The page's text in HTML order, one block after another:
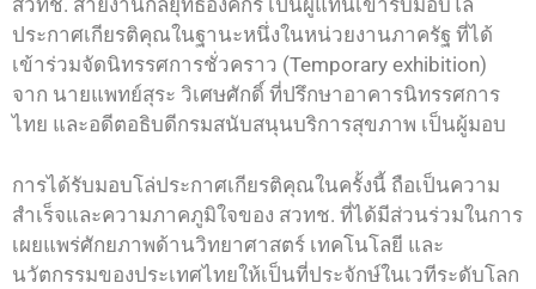
สวทช. สายงานกลยุทธ์องค์กร เป็นผู้แทนเข้ารับมอบโล่
ประกาศเกียรติคุณในฐานะหนึ่งในหน่วยงานภาครัฐ ที่ได้
เข้าร่วมจัดนิทรรศการชั่วคราว (Temporary exhibition)
จาก นายแพทย์สุระ วิเศษศักดิ์ ที่ปรึกษาอาคารนิทรรศการ
ไทย และอดีตอธิบดีกรมสนับสนุนบริการสุขภาพ เป็นผู้มอบ
การได้รับมอบโล่ประกาศเกียรติคุณในครั้งนี้ ถือเป็นความ
สำเร็จและความภาคภูมิใจของ สวทช. ที่ได้มีส่วนร่วมในการ
เผยแพร่ศักยภาพด้านวิทยาศาสตร์ เทคโนโลยี และ
นวัตกรรมของประเทศไทยให้เป็นที่ประจักษ์ในเวทีระดับโลก